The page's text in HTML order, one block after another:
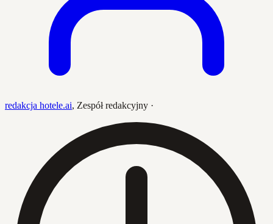
redakcja hotele.ai, Zespół redakcyjny ·